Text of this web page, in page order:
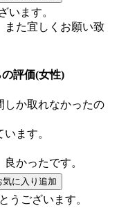
います。
また宜しくお願い致
の評価(女性)
しか取れなかったの
ます。
かったです。
うございます。